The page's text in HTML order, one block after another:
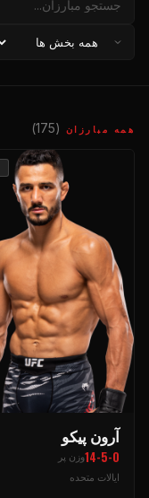
همه مبارزان (175)
آرون پیکو
14-5-0وزن پر
ایالات متحده